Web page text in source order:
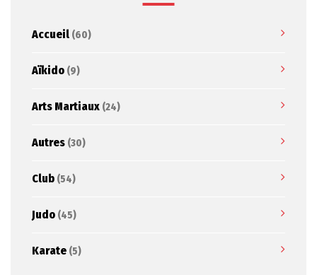
Accueil (60)
Aïkido (9)
Arts Martiaux (24)
Autres (30)
Club (54)
Judo (45)
Karate (5)